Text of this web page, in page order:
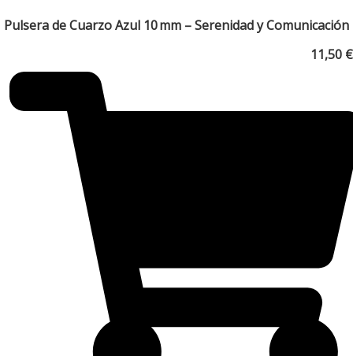
Pulsera de Cuarzo Azul 10 mm – Serenidad y Comunicación
11,50 €